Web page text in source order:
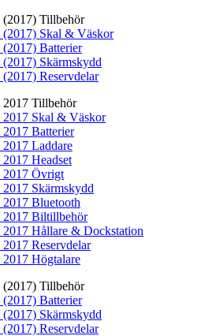
(2017) Tillbehör
(2017) Skal & Väskor
(2017) Batterier
Skärmskydd
Reservdelar
2017 Tillbehör
2017 Skal & Väskor
2017 Batterier
2017 Laddare
Headset
2017 Övrigt
Skärmskydd
2017 Bluetooth
2017 Biltillbehör
2017 Hållare & Dockstation
Reservdelar
2017 Högtalare
(2017) Tillbehör
(2017) Batterier
Skärmskydd
Reservdelar